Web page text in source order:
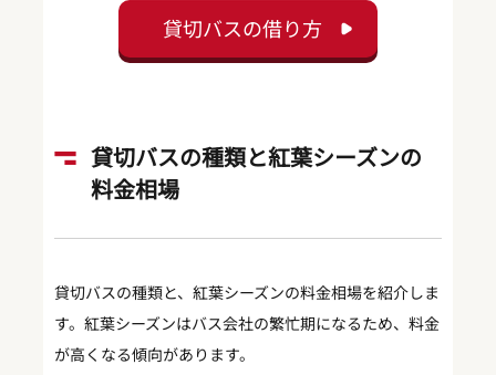
貸切バスの借り方
貸切バスの種類と紅葉シーズンの
料金相場
貸切バスの種類と、紅葉シーズンの料金相場を紹介しま
す。紅葉シーズンはバス会社の繁忙期になるため、料金
が高くなる傾向があります。